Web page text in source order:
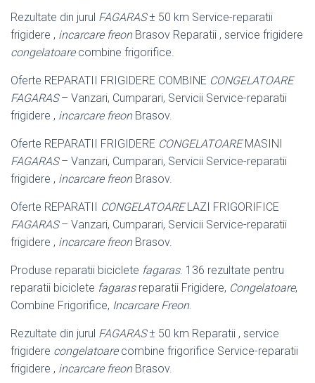
Rezultate din jurul FAGARAS± 50 km Service-reparatii
frigidere , incarcare freonBrasov Reparatii , service frigidere
congelatoarecombine frigorifice.
Oferte REPARATII FRIGIDERE COMBINE CONGELATOARE
FAGARAS– Vanzari, Cumparari, Servicii Service-reparatii
frigidere , incarcare freonBrasov.
Oferte REPARATII FRIGIDERE CONGELATOAREMASINI
FAGARAS– Vanzari, Cumparari, Servicii Service-reparatii
frigidere , incarcare freonBrasov.
Oferte REPARATII CONGELATOARELAZI FRIGORIFICE
FAGARAS– Vanzari, Cumparari, Servicii Service-reparatii
frigidere , incarcare freonBrasov.
Produse reparatii biciclete fagaras. 136 rezultate pentru
reparatii biciclete fagarasreparatii Frigidere, Congelatoare,
Combine Frigorifice, Incarcare Freon.
Rezultate din jurul FAGARAS± 50 km Reparatii , service
frigidere congelatoarecombine frigorifice Service-reparatii
frigidere , incarcare freonBrasov.